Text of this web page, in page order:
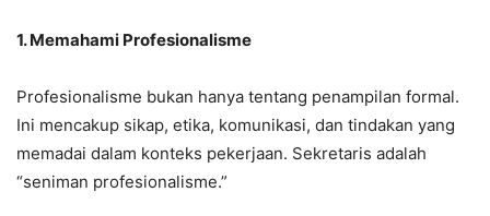
1. Memahami Profesionalisme
Profesionalisme bukan hanya tentang penampilan formal.
Ini mencakup sikap, etika, komunikasi, dan tindakan yang
memadai dalam konteks pekerjaan. Sekretaris adalah
“seniman profesionalisme.”